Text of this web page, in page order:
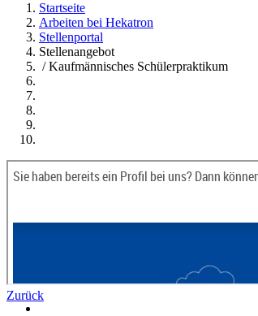
Startseite
Arbeiten bei Hekatron
Stellenportal
Stellenangebot
/ Kaufmännisches Schülerpraktikum
Zurück